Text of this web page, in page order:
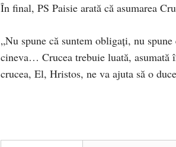
În final, PS Paisie arată că asumarea
„Nu spune că suntem obligați, nu
cineva… Crucea trebuie luată, asumată
crucea, El, Hristos, ne va ajuta să o